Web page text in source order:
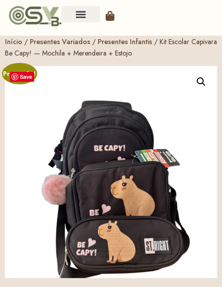
Início / Presentes Variados / Presentes Infantis / Kit Escolar Capivara
Be Capy! — Mochila + Merendeira + Estojo
Promoção!
Save